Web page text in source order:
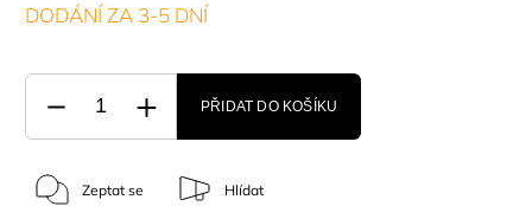
DODÁNÍ ZA 3-5 DNÍ
PŘIDAT DO KOŠÍKU
Zeptat se Hlídat